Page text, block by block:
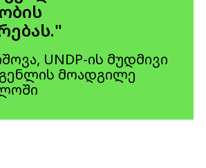
UNDP-ის მუდმივი
მოადგილე